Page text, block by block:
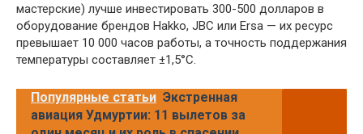
мастерские) лучше инвестировать 300-500 долларов в
оборудование брендов Hakko, JBC или Ersa — их ресурс
превышает 10 000 часов работы, а точность поддержания
температуры составляет ±1,5°C.
Популярные статьи Экстренная
авиация Удмуртии: 11 вылетов за